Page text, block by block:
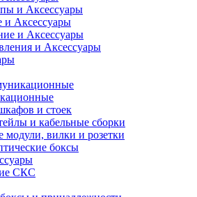
и Аксессуары
и Аксессуары
и Аксессуары
и Аксессуары
и стоек
и кабельные сборки
вилки и розетки
боксы
СКС